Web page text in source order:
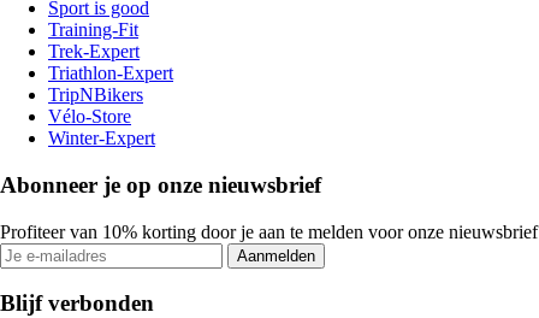
Sport is good
Training-Fit
Trek-Expert
Triathlon-Expert
TripNBikers
Vélo-Store
Winter-Expert
Abonneer je op onze nieuwsbrief
Profiteer van 10% korting door je aan te melden voor onze nieuwsbrief
Aanmelden
Blijf verbonden